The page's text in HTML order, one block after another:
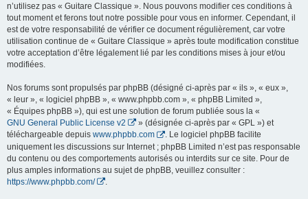
n’utilisez pas « Guitare Classique ». Nous pouvons modifier ces conditions à
tout moment et ferons tout notre possible pour vous en informer. Cependant, il
est de votre responsabilité de vérifier ce document régulièrement, car votre
utilisation continue de « Guitare Classique » après toute modification constitue
votre acceptation d’être légalement lié par les conditions mises à jour et/ou
modifiées.
Nos forums sont propulsés par phpBB (désigné ci-après par « ils », « eux »,
« leur », « logiciel phpBB », « www.phpbb.com », « phpBB Limited »,
« Équipes phpBB »), qui est une solution de forum publiée sous la «
GNU General Public License v2
» (désignée ci-après par « GPL ») et
téléchargeable depuis www.phpbb.com
. Le logiciel phpBB facilite
uniquement les discussions sur Internet ; phpBB Limited n’est pas responsable
du contenu ou des comportements autorisés ou interdits sur ce site. Pour de
plus amples informations au sujet de phpBB, veuillez consulter :
https://www.phpbb.com/